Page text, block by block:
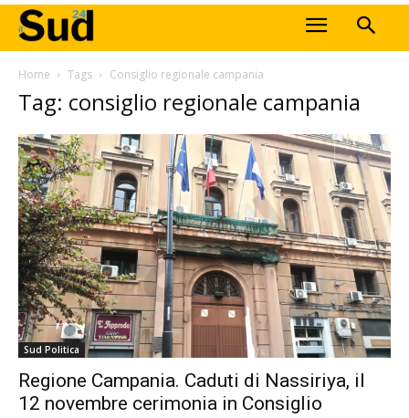
Home Tags Consiglio regionale campania
Tag: consiglio regionale campania
Sud Politica
Regione Campania. Caduti di Nassiriya, il
12 novembre cerimonia in Consiglio